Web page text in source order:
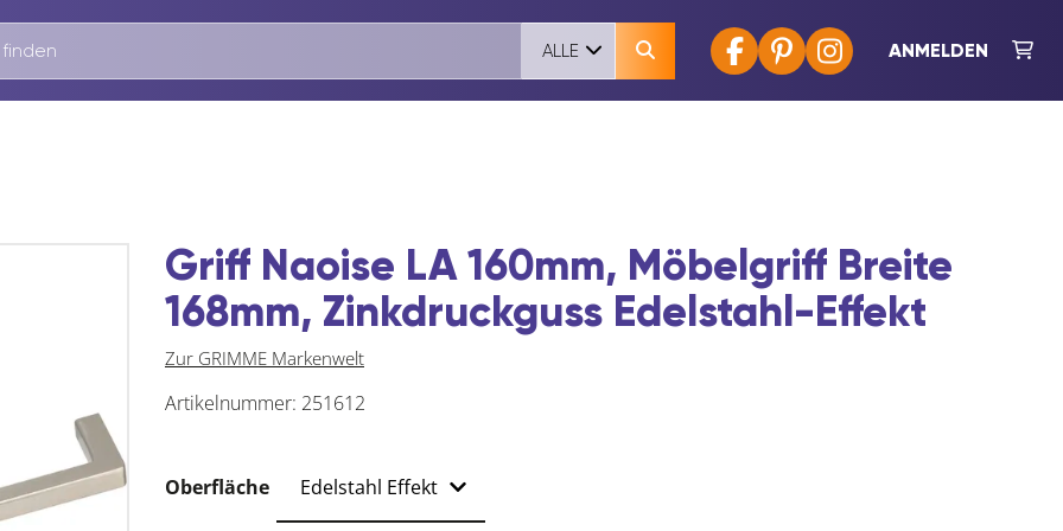
ANMELDEN
ALLE
Griff Naoise LA 160mm, Möbelgriff Breite
168mm, Zinkdruckguss Edelstahl-Effekt
Zur GRIMME Markenwelt
Artikelnummer: 251612
Oberfläche